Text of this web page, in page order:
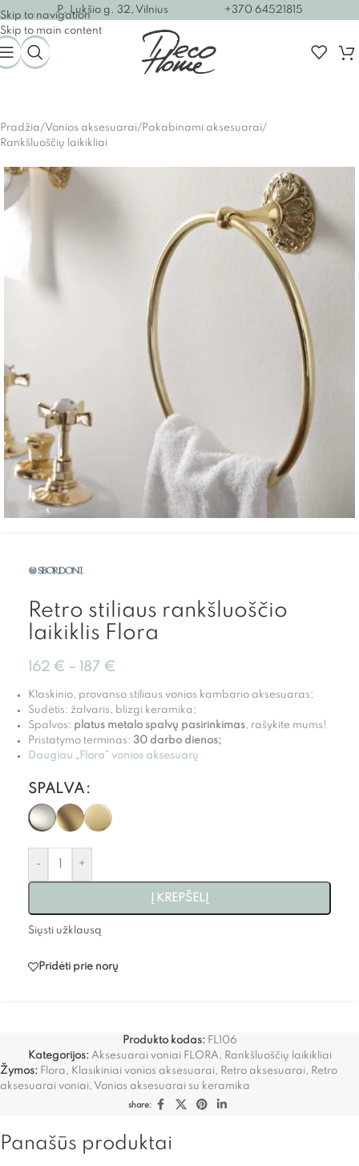
Skip to navigation
Skip to main content
P. Lukšio g. 32, Vilnius +370 64521815
Pradžia/Vonios aksesuarai/Pakabinami aksesuarai/
Rankšluoščių laikikliai
Retro stiliaus rankšluoščio
laikiklis Flora
162 € – 187 €
Klaskinio, provanso stiliaus vonios kambario aksesuaras;
Sudėtis: žalvaris, blizgi keramika;
Spalvos: platus metalo spalvų pasirinkimas , rašykite mums!
Pristatymo terminas: 30 darbo dienos;
Daugiau „Flora” vonios aksesuarų
SPALVA
- +
Į KREPŠELĮ
Siųsti užklausą
Pridėti prie norų
Produkto kodas: FL106
Kategorijos: Aksesuarai voniai FLORA
Rankšluoščių laikikliai
Žymos: Flora Klasikiniai vonios aksesuarai Retro aksesuarai
Retro
aksesuarai voniai
Vonios aksesuarai su keramika
share:
Panašūs produktai